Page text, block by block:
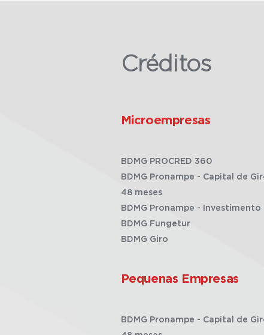
Créditos
Microempresas
BDMG PROCRED 360
BDMG Pronampe - Capital de
48 meses
BDMG Pronampe - Investimento
BDMG Fungetur
BDMG Giro
Pequenas Empresas
BDMG Pronampe - Capital de